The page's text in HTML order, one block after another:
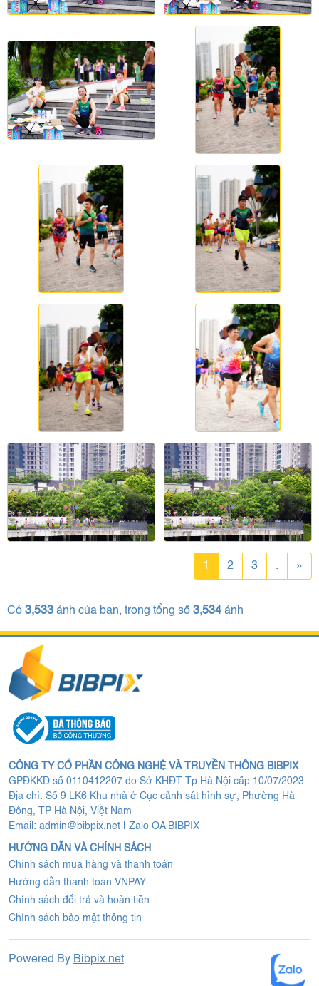
1 2 3 . »
Có 3,533 ảnh của bạn, trong tổng số 3,534 ảnh
CÔNG TY CỔ PHẦN CÔNG NGHỆ VÀ TRUYỀN THÔNG BIBPIX
GPĐKKD số 0110412207 do Sở KHĐT Tp.Hà Nội cấp 10/07/2023
Địa chỉ: Số 9 LK6 Khu nhà ở Cục cảnh sát hình sự, Phường Hà
Đông, TP Hà Nội, Việt Nam
Email: admin@bibpix.net Zalo OA BIBPIX
HƯỚNG DẪN VÀ CHÍNH SÁCH
Chính sách mua hàng và thanh toán
Hướng dẫn thanh toán VNPAY
Chính sách đổi trả và hoàn tiền
Chính sách bảo mật thông tin
Powered By Bibpix.net